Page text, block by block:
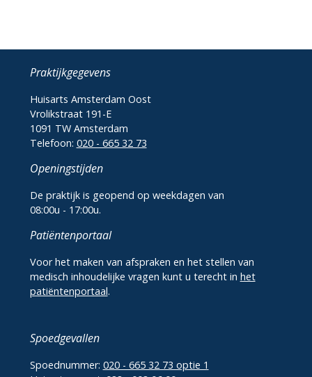
Praktijkgegevens
Huisarts Amsterdam Oost
Vrolikstraat 191-E
1091 TW Amsterdam
Telefoon: 020 - 665 32 73
Openingstijden
De praktijk is geopend op weekdagen van
08:00u - 17:00u.
Patiëntenportaal
Voor het maken van afspraken en het stellen van
medisch inhoudelijke vragen kunt u terecht in het
patiëntenportaal.
Spoedgevallen
Spoednummer: 020 - 665 32 73 optie 1